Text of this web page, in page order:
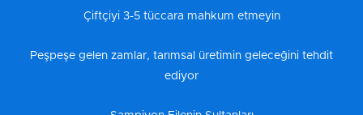
Çiftçiyi 3-5 tüccara mahkum etmeyin
Peşpeşe gelen zamlar, tarımsal üretimin geleceğini tehdit
ediyor